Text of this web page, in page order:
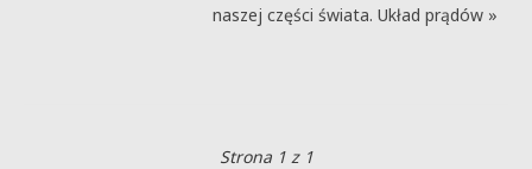
naszej części świata. Układ prądów »
Strona 1 z 1